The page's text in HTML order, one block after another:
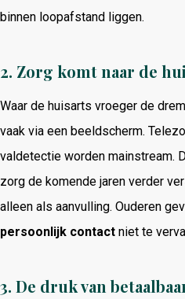
binnen loopafstand liggen.
2. Zorg komt naar de
Waar de huisarts vroeger de
vaak via een beeldscherm.
valdetectie worden mainstream.
zorg de komende jaren verder
alleen als aanvulling. Ouderen
persoonlijk contact niet te
3. De druk van